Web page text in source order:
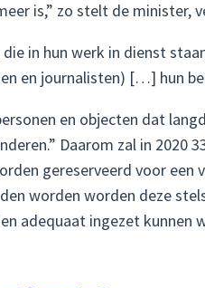
is,” zo stelt de minister,
in hun werk in dienst
en journalisten) […] hun
en objecten dat
Daarom zal in 2020
gereserveerd voor
worden worden deze
adequaat ingezet kunnen